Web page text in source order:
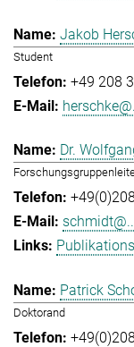
Jakob
Student
+49 208
Dr.
Patrick
Doktorand